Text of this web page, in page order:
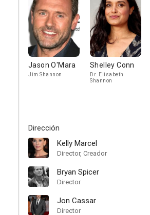
Jason O'Mara
Jim Shannon
Shelley Conn
Dr. Elisabeth
Shannon
Dirección
Kelly Marcel
Director, Creador
Bryan Spicer
Director
Jon Cassar
Director